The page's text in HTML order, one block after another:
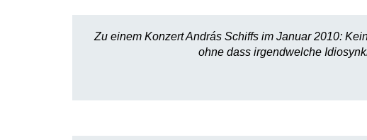
Zu einem Konzert András Schiffs im Januar 2010:
ohne dass irgendwelche